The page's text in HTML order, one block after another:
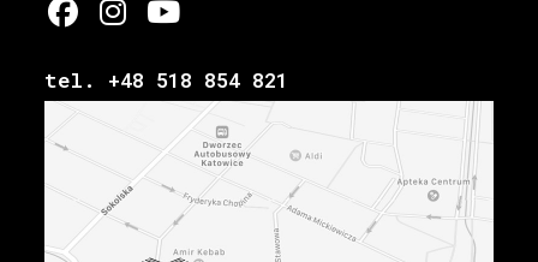
tel. +48 518 854 821